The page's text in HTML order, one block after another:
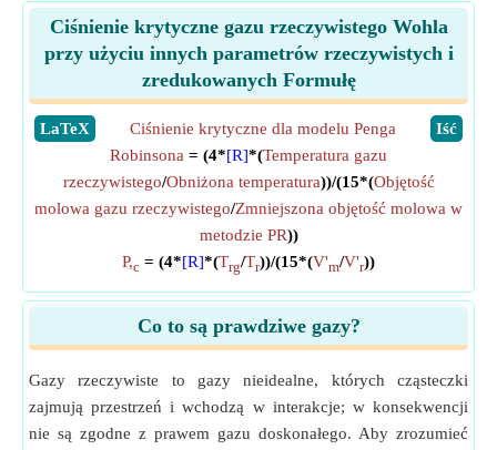
Ciśnienie krytyczne gazu rzeczywistego Wohla
przy użyciu innych parametrów rzeczywistych i
zredukowanych Formułę
​LaTeX ​Iść
Ciśnienie krytyczne dla modelu Penga
Robinsona = (4*[R]*(Temperatura gazu
rzeczywistego/Obniżona temperatura))/(15*(Objętość
molowa gazu rzeczywistego/Zmniejszona objętość molowa w
metodzie PR))
P,c = (4*[R]*(Trg/Tr))/(15*(V'm/V'r))
Co to są prawdziwe gazy?
Gazy rzeczywiste to gazy nieidealne, których cząsteczki
zajmują przestrzeń i wchodzą w interakcje; w konsekwencji
nie są zgodne z prawem gazu doskonałego. Aby zrozumieć